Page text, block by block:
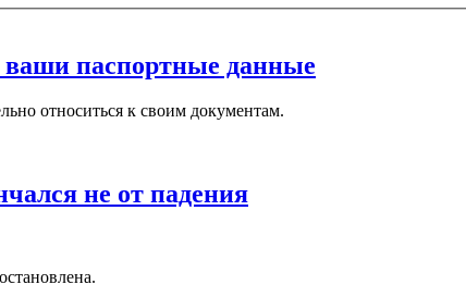
ваши паспортные данные
относиться к своим документам.
не от падения